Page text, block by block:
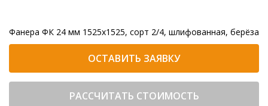
Фанера ФК 24 мм 1525x1525, сорт 2/4, шлифованная, берёза
ОСТАВИТЬ ЗАЯВКУ
РАССЧИТАТЬ СТОИМОСТЬ